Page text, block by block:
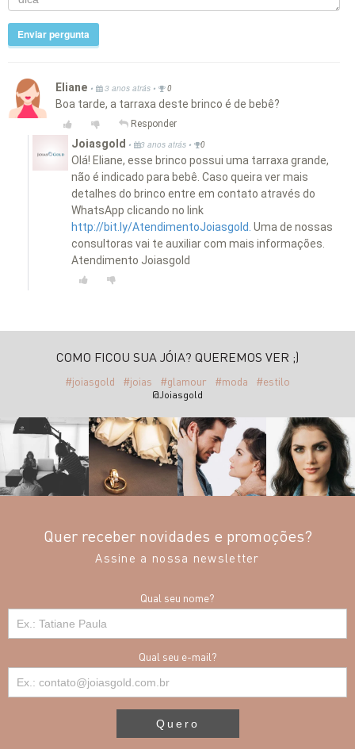
Enviar pergunta
Eliane • 3 anos atrás • 0
Boa tarde, a tarraxa deste brinco é de bebê?
Responder
Joiasgold • 3 anos atrás • 0
Olá! Eliane, esse brinco possui uma tarraxa grande,
não é indicado para bebê. Caso queira ver mais
detalhes do brinco entre em contato através do
WhatsApp clicando no link
http://bit.ly/AtendimentoJoiasgold. Uma de nossas
consultoras vai te auxiliar com mais informações.
Atendimento Joiasgold
COMO FICOU SUA JÓIA? QUEREMOS VER ;)
#joiasgold #joias #glamour #moda #estilo
@Joiasgold
Quer receber novidades e promoções?
Assine a nossa newsletter
Qual seu nome?
Qual seu e-mail?
Quero